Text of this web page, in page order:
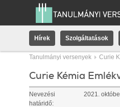
Hírek Szolgáltatások
Tanulmányi versenyek Curie
Curie Kémia
Nevezési
határidő:
2021.